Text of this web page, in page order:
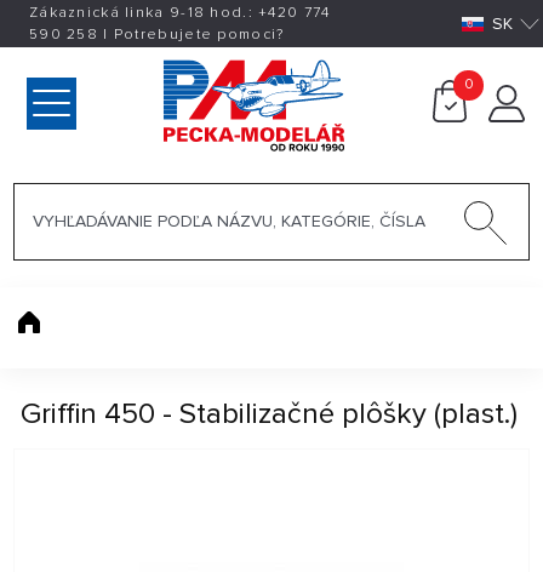
Zákaznická linka 9-18 hod.:+420 774
590 258 | Potrebujete pomoci? SK
0
Griffin 450 - Stabilizačné plôšky (plast.)